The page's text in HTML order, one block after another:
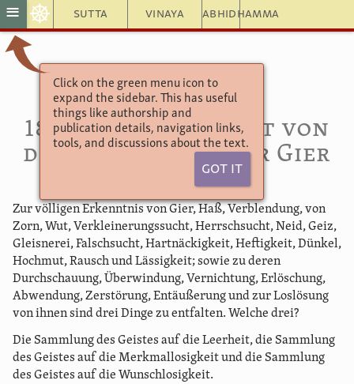
Sutta Vinaya Abhidhamma
≡ ☸
Click on the green menu icon to
expand the sidebar. This has useful
things like authorship and
publication details, navigation links,
tools, and discussions about the text.
Got It
Aṅguttara Nikāya
Das Dreier-Buch
183–352. Reihentext von
der Erkenntnis der Gier
Zur völligen Erkenntnis von Gier, Haß, Verblendung, von
Zorn, Wut, Verkleinerungssucht, Herrschsucht, Neid, Geiz,
Gleisnerei, Falschsucht, Hartnäckigkeit, Heftigkeit, Dünkel,
Hochmut, Rausch und Lässigkeit; sowie zu deren
Durchschauung, Überwindung, Vernichtung, Erlöschung,
Abwendung, Zerstörung, Entäußerung und zur Loslösung
von ihnen sind drei Dinge zu entfalten. Welche drei?
Die Sammlung des Geistes auf die Leerheit, die Sammlung
des Geistes auf die Merkmallosigkeit und die Sammlung
des Geistes auf die Wunschlosigkeit.